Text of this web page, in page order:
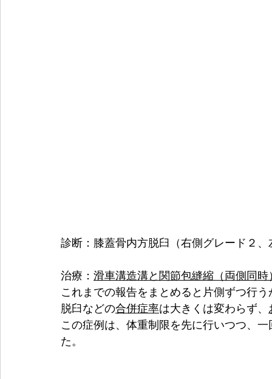
診断：膝蓋骨内方脱臼（右側グレード２
治療： 滑車溝造溝と関節包縫縮（両側同時
これまでの報告をまとめると片側ずつ行
脱臼などの合併症率は大きくは変わらず、
この症例は、体重制限を先に行いつつ、
た。